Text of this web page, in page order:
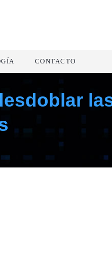
CONTACTO